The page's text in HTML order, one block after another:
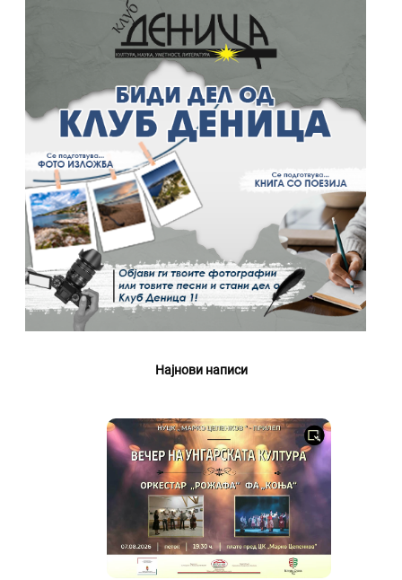
Најнови написи